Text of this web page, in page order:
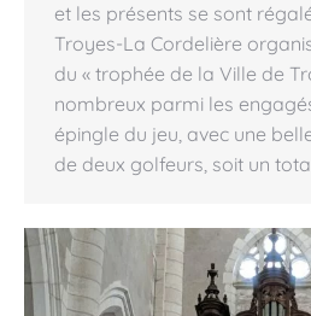
et les présents se sont
Troyes-La Cordelière
du « trophée de la Ville de
nombreux parmi les
épingle du jeu, avec une
de deux golfeurs, soit un